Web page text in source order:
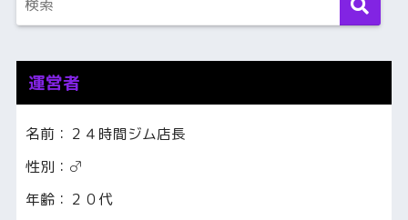
運営者
名前：２４時間ジム店長
性別：♂
年齢：２０代